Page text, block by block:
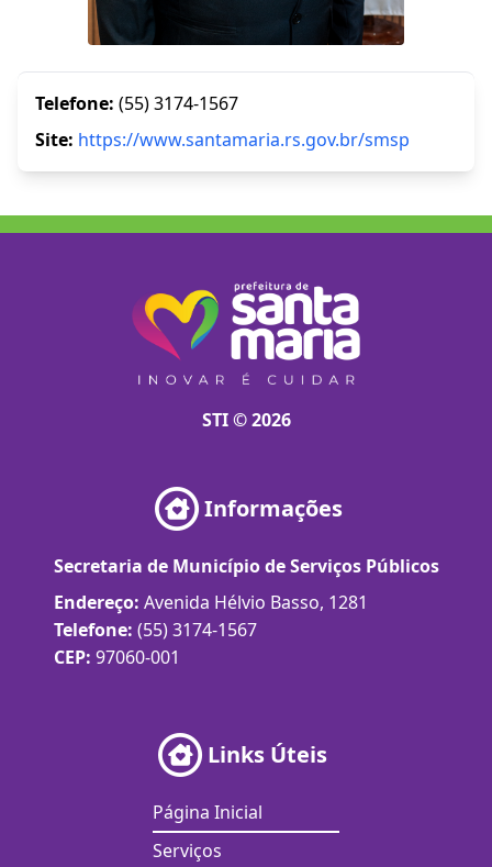
Telefone: (55) 3174-1567
Site: https://www.santamaria.rs.gov.br/smsp
STI © 2026
Informações
Secretaria de Município de Serviços Públicos
Endereço: Avenida Hélvio Basso, 1281
Telefone: (55) 3174-1567
CEP: 97060-001
Links Úteis
Página Inicial
Serviços